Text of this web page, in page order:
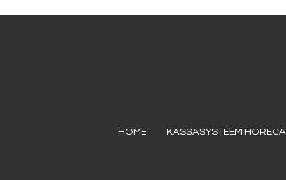
HOME KASSASYSTEEM HORECA